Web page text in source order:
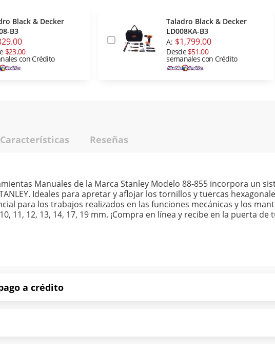
Black & Decker
B3
$23.00
con Crédito
Taladro Black & Decker
LD008KA-B3
A: $1,799.00
Desde$51.00
semanales con Crédito
Características Reseñas
Manuales de la Marca Stanley Modelo 88-855 incorpora un
Ideales para apretar y aflojar los tornillos y tuercas
para los trabajos realizados en las funciones mecánicas y los
11, 12, 13, 14, 17, 19 mm. ¡Compra en línea y recibe en la puerta de
a crédito